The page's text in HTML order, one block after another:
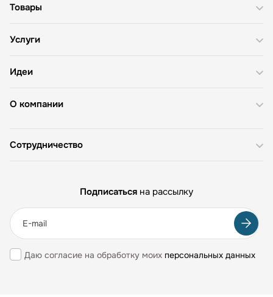
О компании
Товары
Услуги
Идеи
Сотрудничество
Подписаться на рассылку
Даю согласие на обработку моих персональных данных